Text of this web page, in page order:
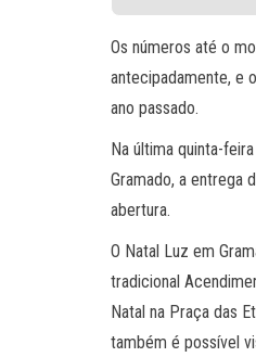
Os números até o
antecipadamente, e
ano passado.
Na última quinta-
Gramado, a entrega
abertura.
O Natal Luz em
tradicional
Natal na Praça das
também é possível